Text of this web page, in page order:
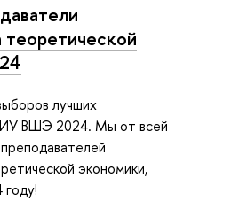
лучших
ВШЭ 2024. Мы от всей
экономики,